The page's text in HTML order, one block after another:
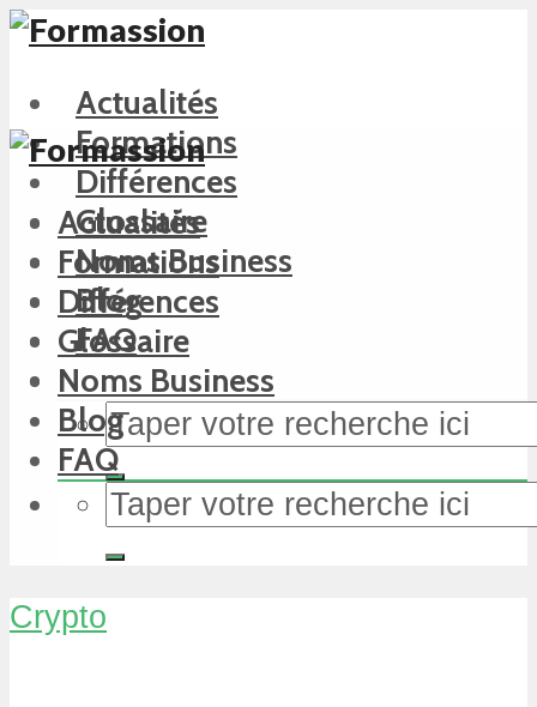
Actualités
Formations
Différences
Glossaire
Noms Business
Blog
FAQ
Actualités
Formations
Différences
Glossaire
Noms Business
Blog
FAQ
Crypto